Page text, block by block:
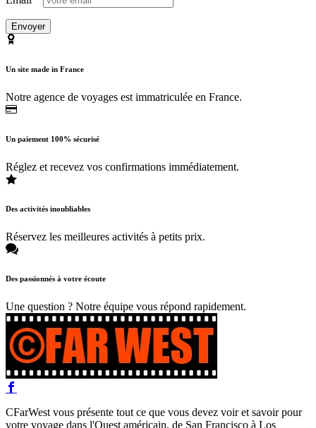
Un site made in France
Notre agence de voyages est immatriculée en France.
Un paiement 100% sécurisé
Réglez et recevez vos confirmations immédiatement.
Des activités inoubliables
Réservez les meilleures activités à petits prix.
Des passionnés à votre écoute
Une question ? Notre équipe vous répond rapidement.
CFarWest vous présente tout ce que vous devez voir et savoir pour
votre voyage dans l'Ouest américain, de San Francisco à Los